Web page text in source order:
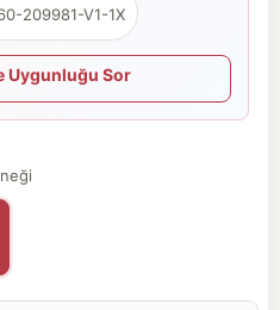
209981-V1-1X
Uygunluğu Sor